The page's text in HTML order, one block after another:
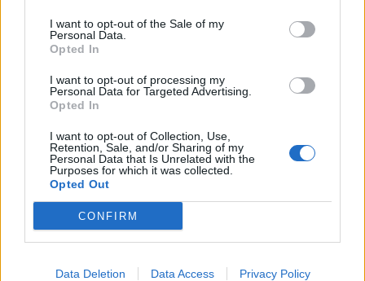
I want to opt-out of the Sale of my
Personal Data.
Opted In
I want to opt-out of processing my
Personal Data for Targeted Advertising.
Opted In
I want to opt-out of Collection, Use,
Retention, Sale, and/or Sharing of my
Personal Data that Is Unrelated with the
Purposes for which it was collected.
Opted Out
CONFIRM
Data Deletion Data Access Privacy Policy